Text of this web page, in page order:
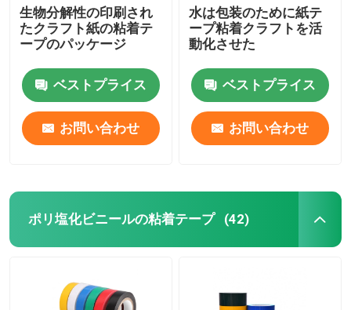
生物分解性の印刷され
たクラフト紙の粘着テ
ープのパッケージ
ベストプライス
お問い合わせ
水は包装のために紙テ
ープ粘着クラフトを活
動化させた
ベストプライス
お問い合わせ
ポリ塩化ビニールの粘着テープ (42)